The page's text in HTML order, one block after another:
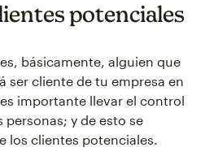
potenciales
básicamente, alguien que
ser cliente de tu empresa en
importante llevar el control
personas; y de esto se
los clientes potenciales.